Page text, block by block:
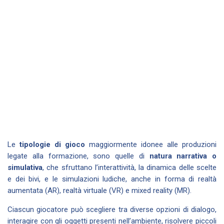
Letipologie di gioco maggiormente idonee alle produzioni
legate alla formazione, sono quelle di natura narrativa o
simulativa, che sfruttano l’interattività, la dinamica delle scelte
e dei bivi, e le simulazioni ludiche, anche in forma di realtà
aumentata (AR), realtà virtuale (VR) e mixed reality (MR).
Ciascun giocatore può scegliere tra diverse opzioni di dialogo,
interagire con gli oggetti presenti nell’ambiente, risolvere piccoli